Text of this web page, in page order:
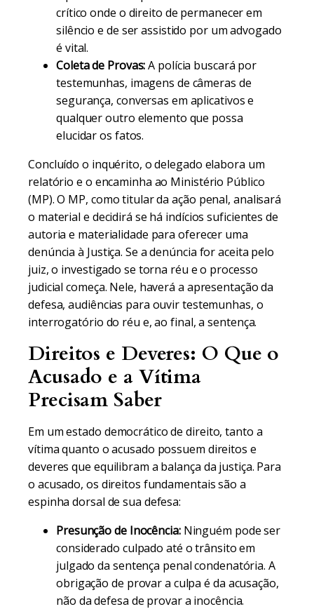
crítico onde o direito de permanecer em
silêncio e de ser assistido por um advogado
é vital.
Coleta de Provas:A polícia buscará por
testemunhas, imagens de câmeras de
segurança, conversas em aplicativos e
qualquer outro elemento que possa
elucidar os fatos.
Concluído o inquérito, o delegado elabora um
relatório e o encaminha ao Ministério Público
(MP). O MP, como titular da ação penal, analisará
o material e decidirá se há indícios suficientes de
autoria e materialidade para oferecer uma
denúncia à Justiça. Se a denúncia for aceita pelo
juiz, o investigado se torna réu e o processo
judicial começa. Nele, haverá a apresentação da
defesa, audiências para ouvir testemunhas, o
interrogatório do réu e, ao final, a sentença.
Direitos e Deveres: O Que o
Acusado e a Vítima
Precisam Saber
Em um estado democrático de direito, tanto a
vítima quanto o acusado possuem direitos e
deveres que equilibram a balança da justiça. Para
o acusado, os direitos fundamentais são a
espinha dorsal de sua defesa:
Presunção de Inocência:Ninguém pode ser
considerado culpado até o trânsito em
julgado da sentença penal condenatória. A
obrigação de provar a culpa é da acusação,
não da defesa de provar a inocência.